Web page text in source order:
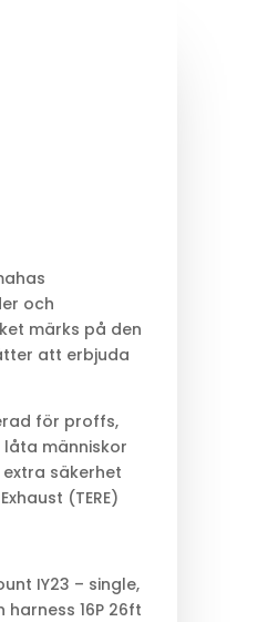
och
märks på den
att erbjuda
för proffs,
människor
säkerhet
(TERE)
IY23 – single,
harness 16P 26ft